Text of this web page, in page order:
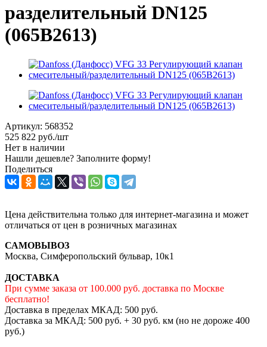
разделительный DN125
(065B2613)
Артикул: 568352
525 822 руб./шт
Нет в наличии
Нашли дешевле? Заполните форму!
Поделиться
Цена действительна только для интернет-магазина и может
отличаться от цен в розничных магазинах
САМОВЫВОЗ
Москва, Симферопольский бульвар, 10к1
ДОСТАВКА
При сумме заказа от 100.000 руб. доставка по Москве
бесплатно!
Доставка в пределах МКАД: 500 руб.
Доставка за МКАД: 500 руб. + 30 руб. км (но не дороже 400
руб.)